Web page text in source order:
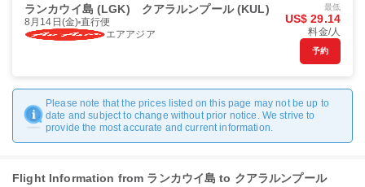
ランカウイ島 (LGK) クアラルンプール (KUL)
8月14日(金) 直行便
エアアジア
最低
US$ 29.14
料金/人
予約
Please note that the prices listed on this page may not be up to
date and subject to change without prior notice. We strive to
provide the most accurate and current information.
Flight Information from ランカウイ島 to クアラルンプール